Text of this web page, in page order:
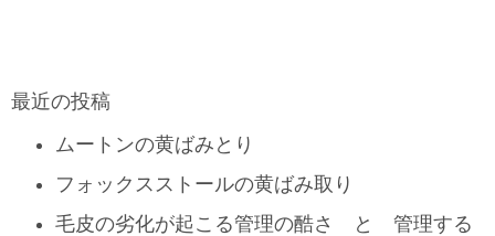
最近の投稿
ムートンの黄ばみとり
フォックスストールの黄ばみ取り
毛皮の劣化が起こる管理の酷さ と 管理する